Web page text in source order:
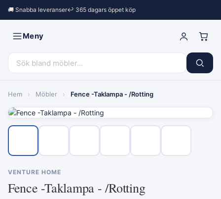
🚚 Snabba leveranser↩︎ 365 dagars öppet köp
Meny
Hem › Möbler › Fence -Taklampa - /Rotting
VENTURE HOME
Fence -Taklampa - /Rotting